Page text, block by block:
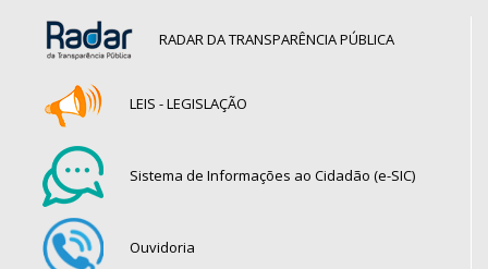
RADAR DA TRANSPARÊNCIA PÚBLICA
LEIS - LEGISLAÇÃO
Sistema de Informações ao Cidadão (e-SIC)
Ouvidoria